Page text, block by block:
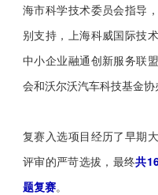
海市科学技术委员会指导
别支持，上海科威国际技
中小企业融通创新服务联
会和沃尔沃汽车科技基金协
复赛入选项目经历了早期
评审的严苛选拔，最终共
题复赛。